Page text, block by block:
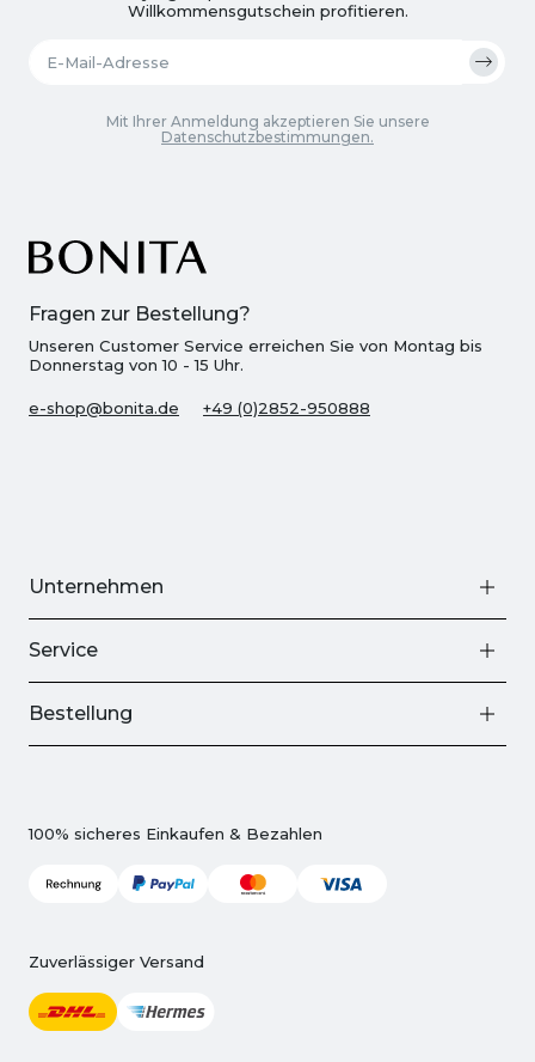
Fragen zur Bestellung?
Unseren Customer Service erreichen Sie von Montag bis
Donnerstag von 10 - 15 Uhr.
e-shop@bonita.de +49 (0)2852-950888
Willkommensgutschein profitieren.
Mit Ihrer Anmeldung akzeptieren Sie unsere
Datenschutzbestimmungen.
Unternehmen
Service
Bestellung
100% sicheres Einkaufen & Bezahlen
Zuverlässiger Versand